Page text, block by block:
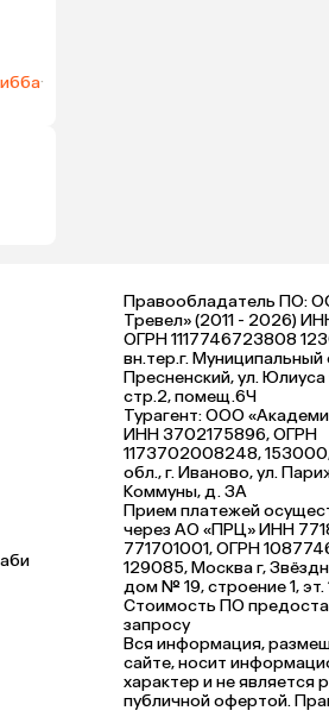
·
Правообладатель ПО:
Тревел» (2011 - 2026)
ОГРН 1117746723808
вн.тер.г. Муниципальный
Пресненский, ул.
стр.2, помещ.6Ч
Турагент: ООО
ИНН 3702175896, ОГРН
1173702008248,
обл., г. Иваново, ул.
Коммуны, д. ЗА
Прием платежей
через АО «ПРЦ» ИНН
771701001, ОГРН
129085, Москва г,
дом № 19, строение 1, эт.
Стоимость ПО
запросу
Вся информация,
сайте, носит
характер и не является
публичной офертой.